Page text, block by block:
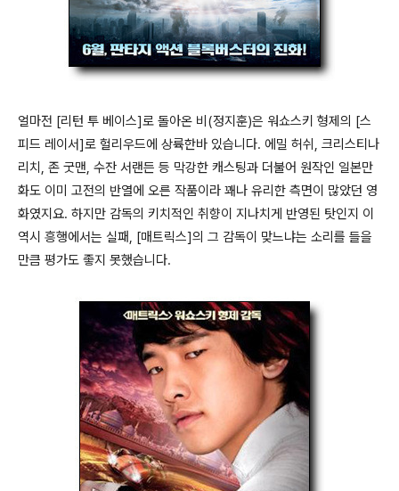
얼마전 [리턴 투 베이스]로 돌아온 비(정지훈)은 워쇼스키 형제의 [스
피드 레이서]로 헐리우드에 상륙한바 있습니다. 에밀 허쉬, 크리스티나
리치, 존 굿맨, 수잔 서랜든 등 막강한 캐스팅과 더불어 원작인 일본만
화도 이미 고전의 반열에 오른 작품이라 꽤나 유리한 측면이 많았던 영
화였지요. 하지만 감독의 키치적인 취향이 지나치게 반영된 탓인지 이
역시 흥행에서는 실패, [매트릭스]의 그 감독이 맞느냐는 소리를 들을
만큼 평가도 좋지 못했습니다.